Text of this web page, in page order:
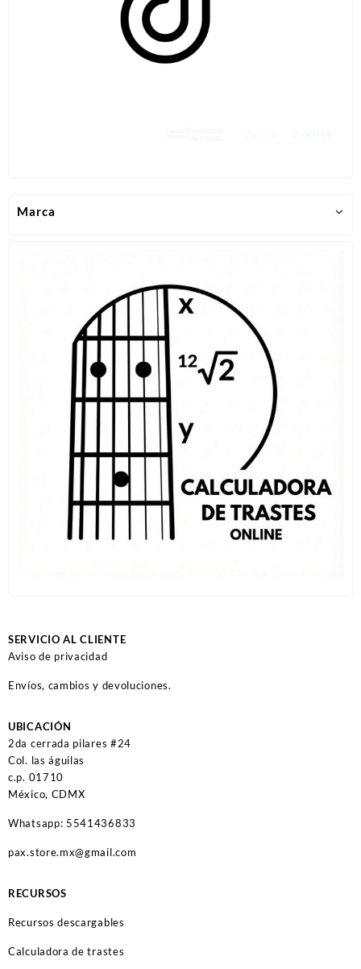
Marca
SERVICIO AL CLIENTE
Aviso de privacidad
Envíos, cambios y devoluciones.
UBICACIÓN
2da cerrada pilares #24
Col. las águilas
c.p. 01710
México, CDMX
Whatsapp: 5541436833
pax.store.mx@gmail.com
RECURSOS
Recursos descargables
Calculadora de trastes